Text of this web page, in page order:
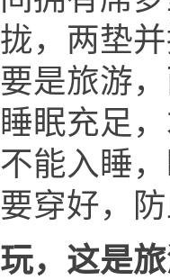
拢，两垫
要是旅游
睡眠充足
不能入睡
要穿好，防
玩，这是